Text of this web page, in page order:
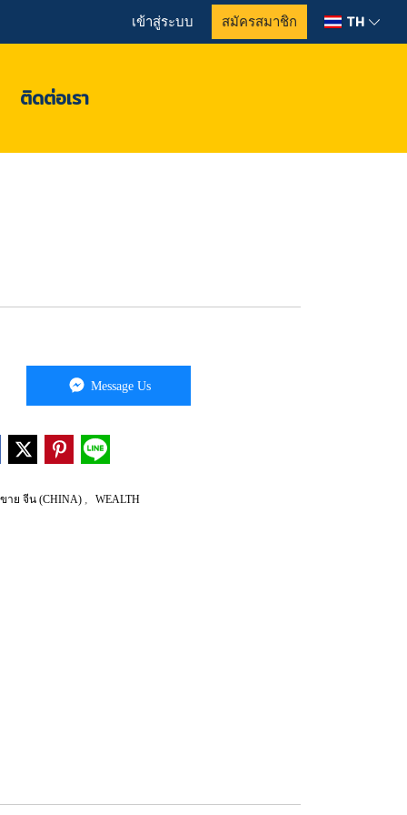
เข้าสู่ระบบ สมัครสมาชิก TH
ติดต่อเรา
Message Us
าย จีน (CHINA) WEALTH